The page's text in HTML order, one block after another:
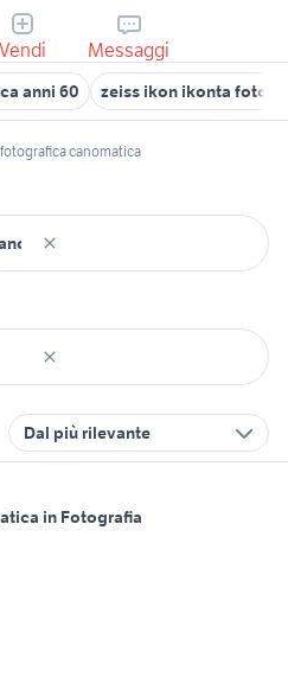
Vendi Messaggi
anni 60 zeiss ikon ikonta
canomatica
Dal più rilevante
in Fotografia